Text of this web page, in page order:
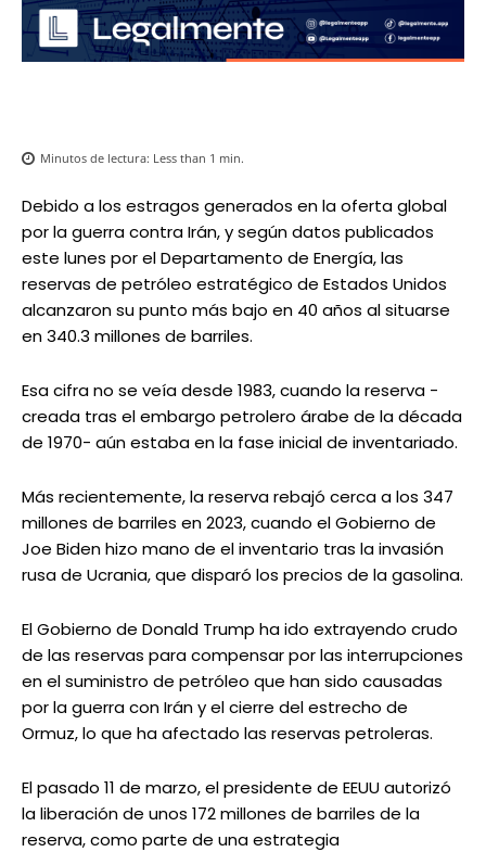
Minutos de lectura: Less than 1 min.
Debido a los estragos generados en la oferta global
por la guerra contra Irán, y según datos publicados
este lunes por el Departamento de Energía, las
reservas de petróleo estratégico de Estados Unidos
alcanzaron su punto más bajo en 40 años al situarse
en 340.3 millones de barriles.
Esa cifra no se veía desde 1983, cuando la reserva -
creada tras el embargo petrolero árabe de la década
de 1970- aún estaba en la fase inicial de inventariado.
Más recientemente, la reserva rebajó cerca a los 347
millones de barriles en 2023, cuando el Gobierno de
Joe Biden hizo mano de el inventario tras la invasión
rusa de Ucrania, que disparó los precios de la gasolina.
El Gobierno de Donald Trump ha ido extrayendo crudo
de las reservas para compensar por las interrupciones
en el suministro de petróleo que han sido causadas
por la guerra con Irán y el cierre del estrecho de
Ormuz, lo que ha afectado las reservas petroleras.
El pasado 11 de marzo, el presidente de EEUU autorizó
la liberación de unos 172 millones de barriles de la
reserva, como parte de una estrategia